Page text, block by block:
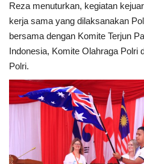
Reza menuturkan, kegiatan
kerja sama yang dilaksanakan
bersama dengan Komite Terjun
Indonesia, Komite Olahraga Polri
Polri.